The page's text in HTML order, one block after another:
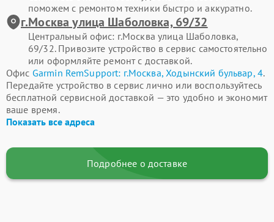
поможем с ремонтом техники быстро и аккуратно.
г.Москва улица Шаболовка, 69/32
Центральный офис: г.Москва улица Шаболовка,
69/32. Привозите устройство в сервис самостоятельно
или оформляйте ремонт с доставкой.
Офис Garmin RemSupport: г.Москва, Ходынский бульвар, 4.
Передайте устройство в сервис лично или воспользуйтесь
бесплатной сервисной доставкой — это удобно и экономит
ваше время.
Показать все адреса
Подробнее о доставке